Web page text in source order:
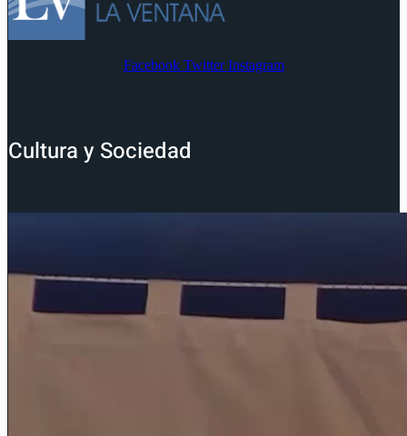
Facebook Twitter Instagram
Cultura y Sociedad